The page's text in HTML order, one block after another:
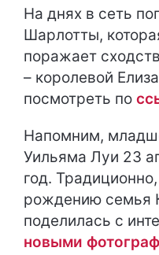
На днях в сеть
Шарлотты,
поражает
– королевой
посмотреть по
Напомним,
Уильяма Луи 23
год.
рождению семья
поделилась с
новыми